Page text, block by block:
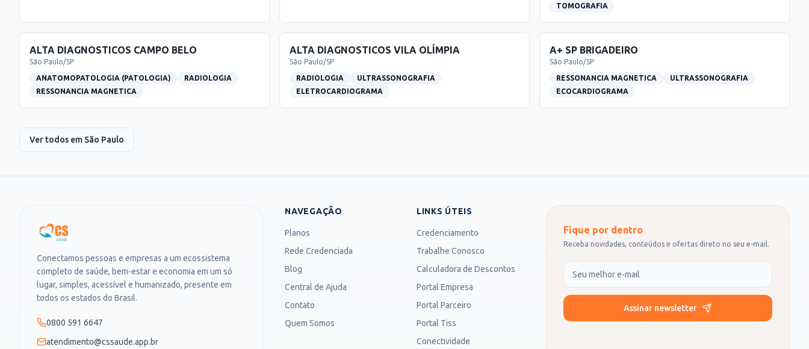
TOMOGRAFIA
ALTA DIAGNOSTICOS CAMPO BELO
São Paulo/SP
ANATOMOPATOLOGIA (PATOLOGIA)
RADIOLOGIA
RESSONANCIA MAGNETICA
ALTA DIAGNOSTICOS VILA OLÍMPIA
São Paulo/SP
RADIOLOGIA
ULTRASSONOGRAFIA
ELETROCARDIOGRAMA
A+ SP BRIGADEIRO
São Paulo/SP
RESSONANCIA MAGNETICA
ULTRASSONOGRAFIA
ECOCARDIOGRAMA
Ver todos em São Paulo
Conectamos pessoas e empresas a um ecossistema
completo de saúde, bem-estar e economia em um só
lugar, simples, acessível e humanizado, presente em
todos os estados do Brasil.
0800 591 6647
atendimento@cssaude.app.br
NAVEGAÇÃO
Planos
Rede Credenciada
Blog
Central de Ajuda
Contato
Quem Somos
LINKS ÚTEIS
Credenciamento
Trabalhe Conosco
Calculadora de Descontos
Portal Empresa
Portal Parceiro
Portal Tiss
Conectividade
Fique por dentro
Receba novidades, conteúdos e ofertas direto no seu e-mail.
Seu e-mail
Assinar newsletter